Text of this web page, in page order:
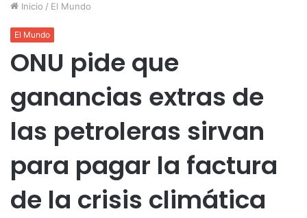
Inicio / El Mundo
El Mundo
ONU pide que
ganancias extras de
las petroleras sirvan
para pagar la factura
de la crisis climática